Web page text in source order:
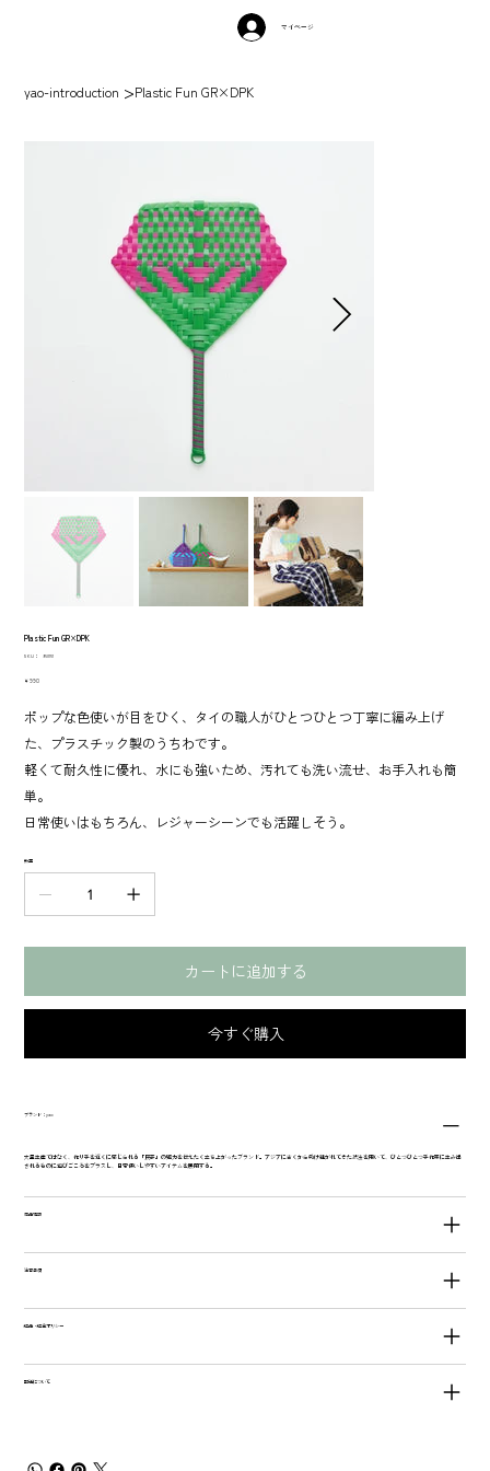
マイページ
yao-introduction >Plastic Fun GR×DPK
Plastic Fun GR×DPK
SKU：
SKU：
950151
価
￥990
ポップな色使いが目をひく、タイの職人がひとつひとつ丁寧に編み上げ
た、プラスチック製のうちわです。
軽くて耐久性に優れ、水にも強いため、汚れても洗い流せ、お手入れも簡
単。
日常使いはもちろん、レジャーシーンでも活躍しそう。
数量
カートに追加する
今すぐ購入
ブランド：yao
大量生産ではなく、作り手を近くに感じられる「民芸」の魅力を伝えたく立ち上がったブランド。アジアに古くから受け継がれてきた技法を用いて、ひとつひとつ手作業に生み出
されるものに遊びごころをプラスし、日常使いしやすいアイテムを展開する。
商品情報
注意事項
返品・返金ポリシー
配送について